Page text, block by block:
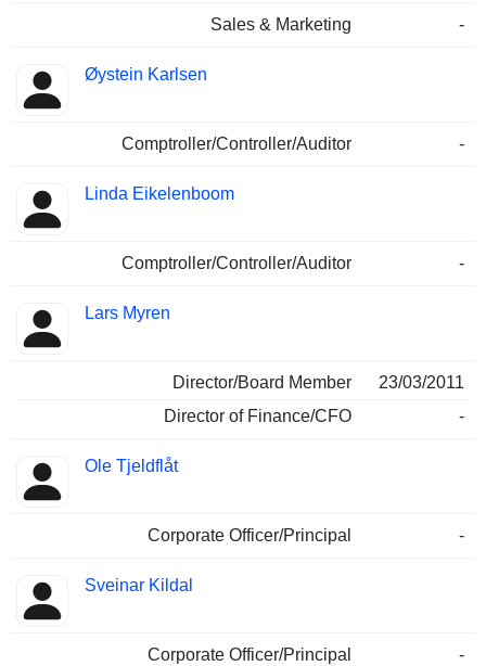
Sales & Marketing -
Øystein Karlsen
Comptroller/Controller/Auditor -
Linda Eikelenboom
Comptroller/Controller/Auditor -
Lars Myren
Director/Board Member
23/03/2011
Director of Finance/CFO
-
Ole Tjeldflåt
Corporate Officer/Principal -
Sveinar Kildal
Corporate Officer/Principal -